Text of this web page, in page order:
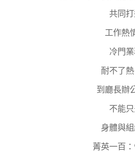
共同
工作熱
冷門
耐不了
到廳長辦
不能
身體與
菁英一百